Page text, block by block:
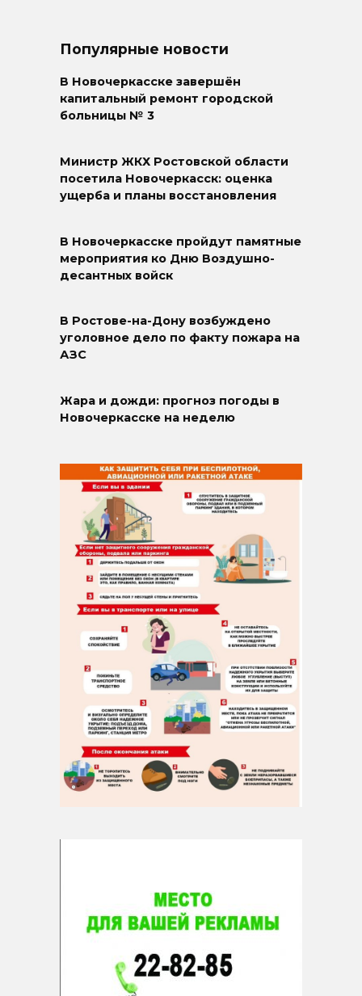
Популярные новости
В Новочеркасске завершён
капитальный ремонт городской
больницы № 3
Министр ЖКХ Ростовской области
посетила Новочеркасск: оценка
ущерба и планы восстановления
В Новочеркасске пройдут памятные
мероприятия ко Дню Воздушно-
десантных войск
В Ростове-на-Дону возбуждено
уголовное дело по факту пожара на
АЗС
Жара и дожди: прогноз погоды в
Новочеркасске на неделю